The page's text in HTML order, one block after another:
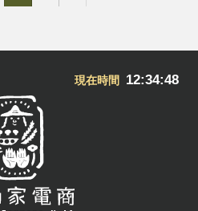
現在時間 12:34:49